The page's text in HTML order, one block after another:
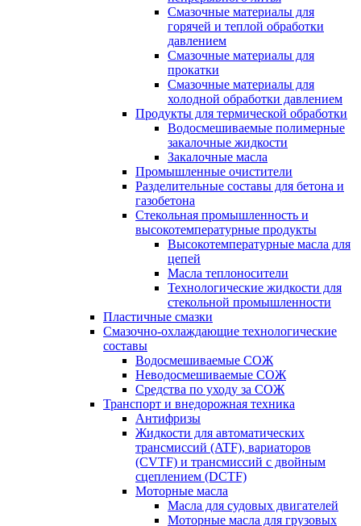
Смазочные материалы для
горячей и теплой обработки
давлением
Смазочные материалы для
прокатки
Смазочные материалы для
холодной обработки давлением
Продукты для термической обработки
Водосмешиваемые полимерные
закалочные жидкости
Закалочные масла
Промышленные очистители
Разделительные составы для бетона и
газобетона
Стекольная промышленность и
высокотемпературные продукты
Высокотемпературные масла для
цепей
Масла теплоносители
Технологические жидкости для
стекольной промышленности
Пластичные смазки
Смазочно-охлаждающие технологические
составы
Водосмешиваемые СОЖ
Неводосмешиваемые СОЖ
Средства по уходу за СОЖ
Транспорт и внедорожная техника
Антифризы
Жидкости для автоматических
трансмиссий (ATF), вариаторов
(CVTF) и трансмиссий с двойным
сцеплением (DCTF)
Моторные масла
Масла для судовых двигателей
Моторные масла для грузовых